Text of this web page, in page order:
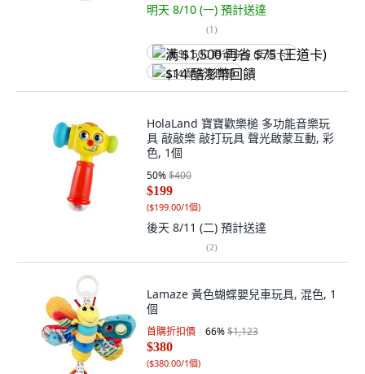
明天 8/10 (一) 預計送達
(1)
满 $1,500 再省 $75 (王道卡)
$14 酷澎幣回饋
HolaLand 寶寶歡樂槌 多功能音樂玩
具 敲敲樂 敲打玩具 聲光啟蒙互動, 彩
色, 1個
50%$400
$199
($199.00/1個)
後天 8/11 (二) 預計送達
(2)
Lamaze 黃色蝴蝶嬰兒車玩具, 混色, 1
個
首購折扣價 66%$1,123
$380
($380.00/1個)